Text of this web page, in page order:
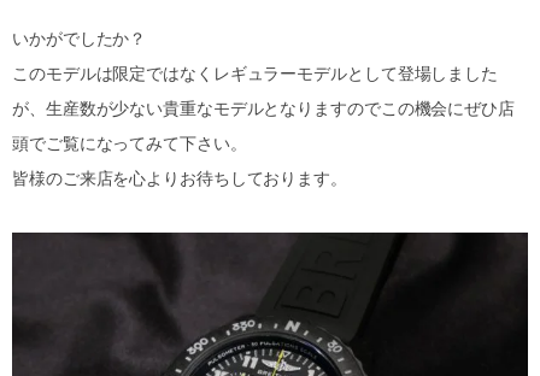
いかがでしたか？
このモデルは限定ではなくレギュラーモデルとして登場しました
が、生産数が少ない貴重なモデルとなりますのでこの機会にぜひ店
頭でご覧になってみて下さい。
皆様のご来店を心よりお待ちしております。